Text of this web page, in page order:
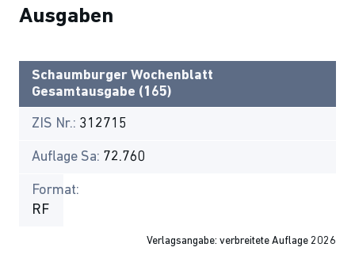
Ausgaben
Schaumburger Wochenblatt
Gesamtausgabe (165)
ZIS Nr.: 312715
Auflage Sa: 72.760
Format:
RF
Verlagsangabe: verbreitete Auflage 2026